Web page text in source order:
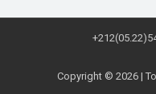
Copyright © 2026 |